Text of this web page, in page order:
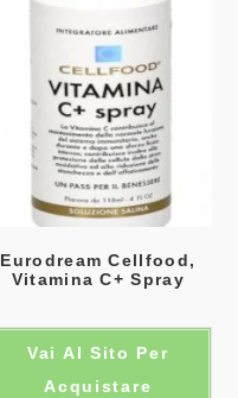
Eurodream Cellfood,
Vitamina C+ Spray
Vai Al Sito Per
Acquistare